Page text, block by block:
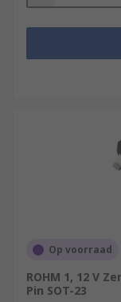
Op voorraad
ROHM 1, 12 V
Pin SOT-23